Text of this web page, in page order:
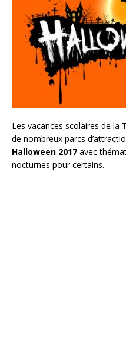
Les vacances scolaires de la
de nombreux parcs
Halloween 2017 avec
nocturnes pour certains.